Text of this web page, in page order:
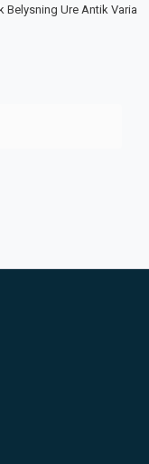
Belysning Ure Antik Varia